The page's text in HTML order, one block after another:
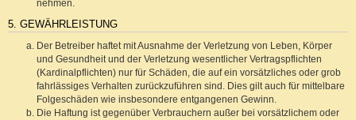
nehmen.
5. GEWÄHRLEISTUNG
Der Betreiber haftet mit Ausnahme der Verletzung von Leben, Körper
und Gesundheit und der Verletzung wesentlicher Vertragspflichten
(Kardinalpflichten) nur für Schäden, die auf ein vorsätzliches oder grob
fahrlässiges Verhalten zurückzuführen sind. Dies gilt auch für mittelbare
Folgeschäden wie insbesondere entgangenen Gewinn.
Die Haftung ist gegenüber Verbrauchern außer bei vorsätzlichem oder